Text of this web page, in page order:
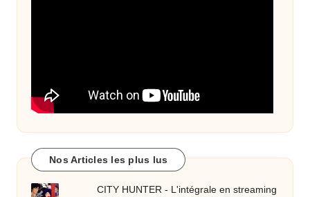
Nos Articles les plus lus
CITY HUNTER - L'intégrale en streaming